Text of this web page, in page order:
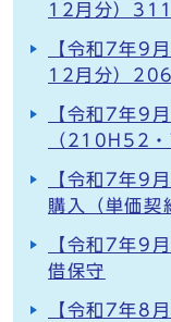
12月分）
【令和7年9
12月分）
【令和7年9
（210H52・
【令和7年9
購入（単価契
【令和7年9
借保守
【令和7年8